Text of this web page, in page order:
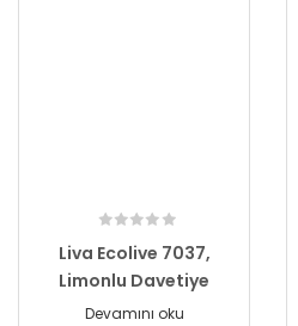
Liva Ecolive 7037,
Limonlu Davetiye
Devamını oku